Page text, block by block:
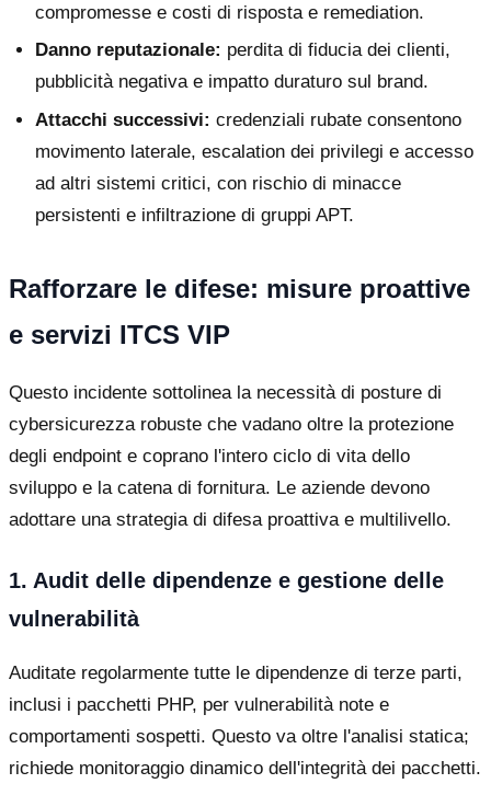
compromesse e costi di risposta e remediation.
Danno reputazionale: perdita di fiducia dei clienti,
pubblicità negativa e impatto duraturo sul brand.
Attacchi successivi: credenziali rubate consentono
movimento laterale, escalation dei privilegi e accesso
ad altri sistemi critici, con rischio di minacce
persistenti e infiltrazione di gruppi APT.
Rafforzare le difese: misure proattive
e servizi ITCS VIP
Questo incidente sottolinea la necessità di posture di
cybersicurezza robuste che vadano oltre la protezione
degli endpoint e coprano l'intero ciclo di vita dello
sviluppo e la catena di fornitura. Le aziende devono
adottare una strategia di difesa proattiva e multilivello.
1. Audit delle dipendenze e gestione delle
vulnerabilità
Auditate regolarmente tutte le dipendenze di terze parti,
inclusi i pacchetti PHP, per vulnerabilità note e
comportamenti sospetti. Questo va oltre l'analisi statica;
richiede monitoraggio dinamico dell'integrità dei pacchetti.